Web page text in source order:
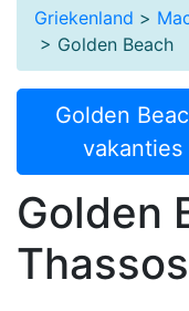
Griekenland >
> Golden Beach
Golden
vakanties
Golden
Thassos